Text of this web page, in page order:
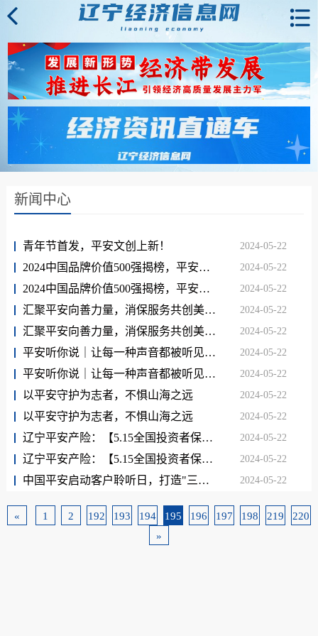
新闻中心
青年节首发，平安文创上新！ 2024-05-22
2024中国品牌价值500强揭榜，平安升！升！升！ 2024-05-22
2024中国品牌价值500强揭榜，平安升！升！升！ 2024-05-22
汇聚平安向善力量，消保服务共创美满——平安客服的消保故事 2024-05-22
汇聚平安向善力量，消保服务共创美满——平安客服的消保故事 2024-05-22
平安听你说｜让每一种声音都被听见，让每一种需求都被满足 2024-05-22
平安听你说｜让每一种声音都被听见，让每一种需求都被满足 2024-05-22
以平安守护为志者，不惧山海之远 2024-05-22
以平安守护为志者，不惧山海之远 2024-05-22
辽宁平安产险：【5.15全国投资者保护宣传日】猜！他们的真实身份 2024-05-22
辽宁平安产险：【5.15全国投资者保护宣传日】猜！他们的真实身份 2024-05-22
中国平安启动客户聆听日，打造"三省"服务体验 2024-05-22
« 1 2 192 193 194 195 196 197 198 219
220
»